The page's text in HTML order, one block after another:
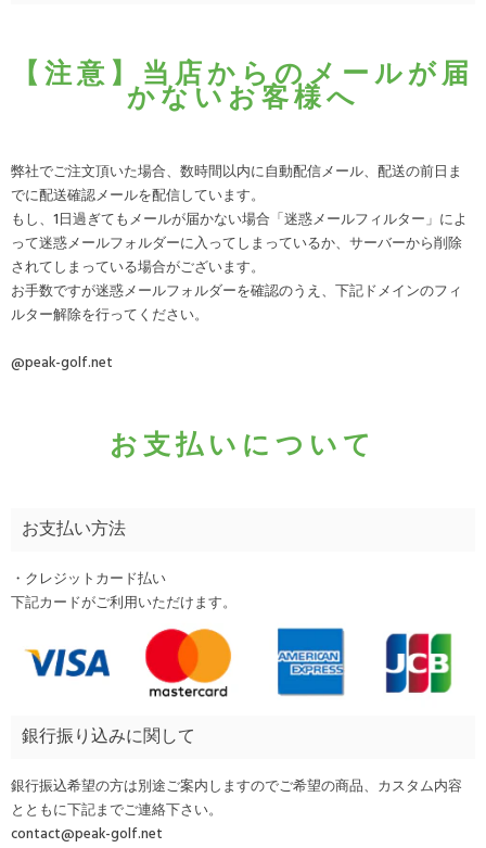
【注意】当店からのメールが届
かないお客様へ
弊社でご注文頂いた場合、数時間以内に自動配信メール、配送の前日ま
でに配送確認メールを配信しています。
もし、1日過ぎてもメールが届かない場合「迷惑メールフィルター」によ
って迷惑メールフォルダーに入ってしまっているか、サーバーから削除
されてしまっている場合がございます。
お手数ですが迷惑メールフォルダーを確認のうえ、下記ドメインのフィ
ルター解除を行ってください。
@peak-golf.net
お支払いについて
お支払い方法
・クレジットカード払い
下記カードがご利用いただけます。
銀行振り込みに関して
銀行振込希望の方は別途ご案内しますのでご希望の商品、カスタム内容
とともに下記までご連絡下さい。
contact@peak-golf.net